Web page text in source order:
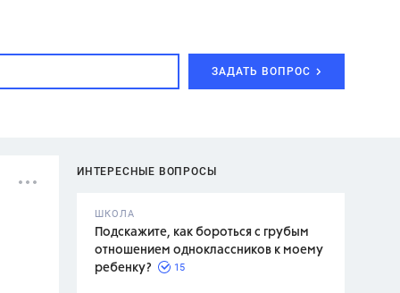
ЗАДАТЬ ВОПРОС
ИНТЕРЕСНЫЕ ВОПРОСЫ
ШКОЛА
Подскажите, как бороться с грубым
отношением одноклассников к моему
ребенку?
15